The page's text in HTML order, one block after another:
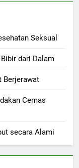
Seksual
dari Dalam
Berjerawat
Cemas
secara Alami